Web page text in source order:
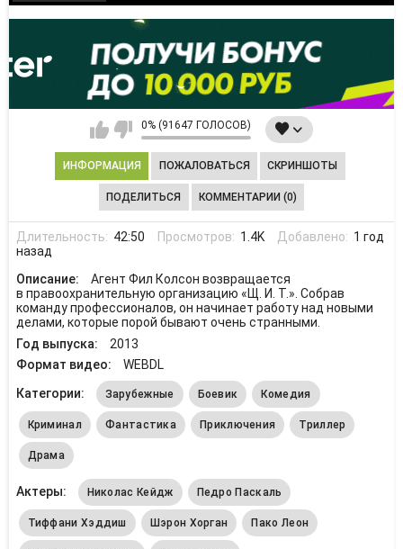
0% (91647 ГОЛОСОВ)
ИНФОРМАЦИЯ ПОЖАЛОВАТЬСЯ СКРИНШОТЫ
ПОДЕЛИТЬСЯ КОММЕНТАРИИ (0)
Длительность: 42:50 Просмотров: 1.4K Добавлено: 1 год
назад
Описание:
Агент Фил Колсон возвращается
в правоохранительную организацию «Щ. И. Т.». Собрав
команду профессионалов, он начинает работу над новыми
делами, которые порой бывают очень странными.
Год выпуска:
2013
Формат видео:
WEBDL
Категории:
Зарубежные Боевик Комедия
Криминал Фантастика Приключения Триллер
Драма
Актеры: Николас Кейдж Педро Паскаль
Тиффани Хэддиш Шэрон Хорган Пако Леон